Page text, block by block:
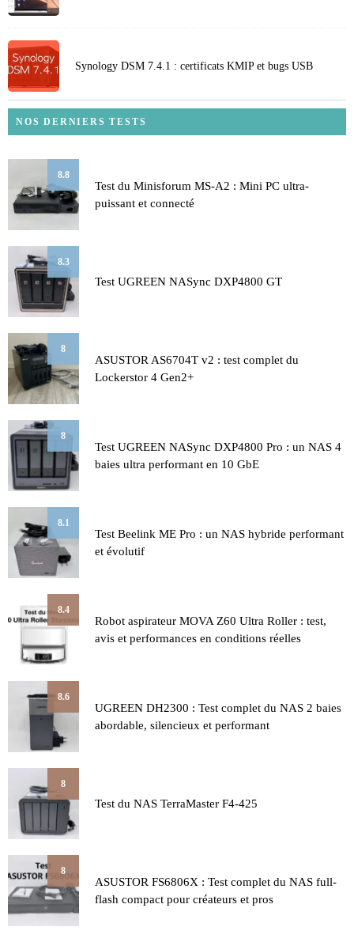
Synology DSM 7.4.1 : certificats KMIP et bugs USB
NOS DERNIERS TESTS
8.8
Test du Minisforum MS-A2 : Mini PC ultra-
puissant et connecté
8.3
Test UGREEN NASync DXP4800 GT
8
ASUSTOR AS6704T v2 : test complet du
Lockerstor 4 Gen2+
8
Test UGREEN NASync DXP4800 Pro : un NAS 4
baies ultra performant en 10 GbE
8.1
Test Beelink ME Pro : un NAS hybride performant
et évolutif
8.4
Robot aspirateur MOVA Z60 Ultra Roller : test,
avis et performances en conditions réelles
8.6
UGREEN DH2300 : Test complet du NAS 2 baies
abordable, silencieux et performant
8
Test du NAS TerraMaster F4-425
8
ASUSTOR FS6806X : Test complet du NAS full-
flash compact pour créateurs et pros